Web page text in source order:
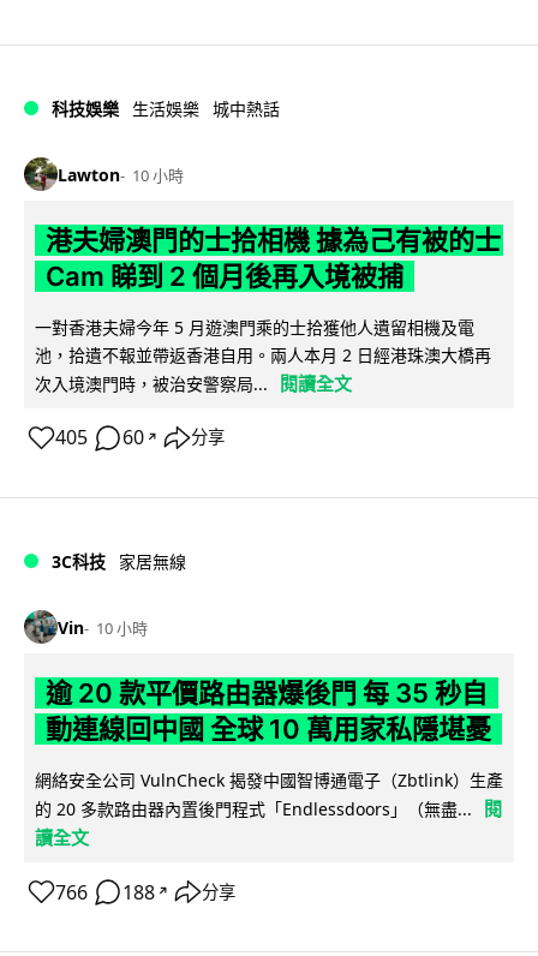
科技娛樂 生活娛樂 城中熱話
Lawton 10 小時
港夫婦澳門的士拾相機 據為己有被的士
Cam 睇到 2 個月後再入境被捕
一對香港夫婦今年 5 月遊澳門乘的士拾獲他人遺留相機及電
池，拾遺不報並帶返香港自用。兩人本月 2 日經港珠澳大橋再
次入境澳門時，被治安警察局...
閱讀全文
405 60 ↗ 分享
3C科技 家居無線
Vin 10 小時
逾 20 款平價路由器爆後門 每 35 秒自
動連線回中國 全球 10 萬用家私隱堪憂
網絡安全公司 VulnCheck 揭發中國智博通電子（Zbtlink）生產
的 20 多款路由器內置後門程式「Endlessdoors」（無盡...
閱
讀全文
766 188 ↗ 分享